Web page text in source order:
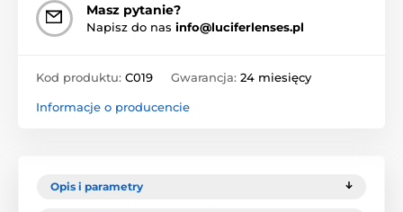
Masz pytanie?
Napisz do nas info@luciferlenses.pl
Kod produktu: C019 Gwarancja: 24 miesięcy
Informacje o producencie
Opis i parametry